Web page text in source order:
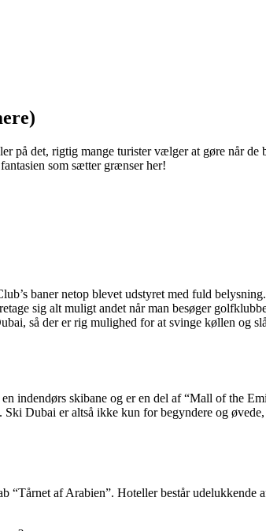
på det, rigtig mange turister vælger at gøre når de
som sætter grænser her!
baner netop blevet udstyret med fuld
sig alt muligt andet når man besøger
så der er rig mulighed for at svinge køllen og
indendørs skibane og er en del af “Mall of the
Dubai er altså ikke kun for begyndere og
af Arabien”. Hoteller består udelukkende